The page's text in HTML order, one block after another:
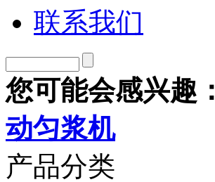
联系我们
您可能会感兴趣：
动匀浆机
产品分类